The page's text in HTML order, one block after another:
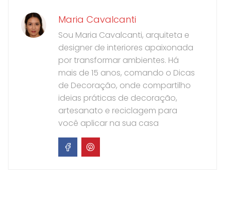
Maria Cavalcanti
Sou Maria Cavalcanti, arquiteta e
designer de interiores apaixonada
por transformar ambientes. Há
mais de 15 anos, comando o Dicas
de Decoração, onde compartilho
ideias práticas de decoração,
artesanato e reciclagem para
você aplicar na sua casa